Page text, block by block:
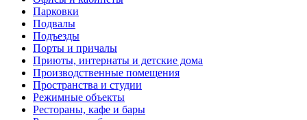
Парковки
Подвалы
Подъезды
Порты и причалы
Приюты, интернаты и детские дома
Производственные помещения
Пространства и студии
Режимные объекты
Рестораны, кафе и бары